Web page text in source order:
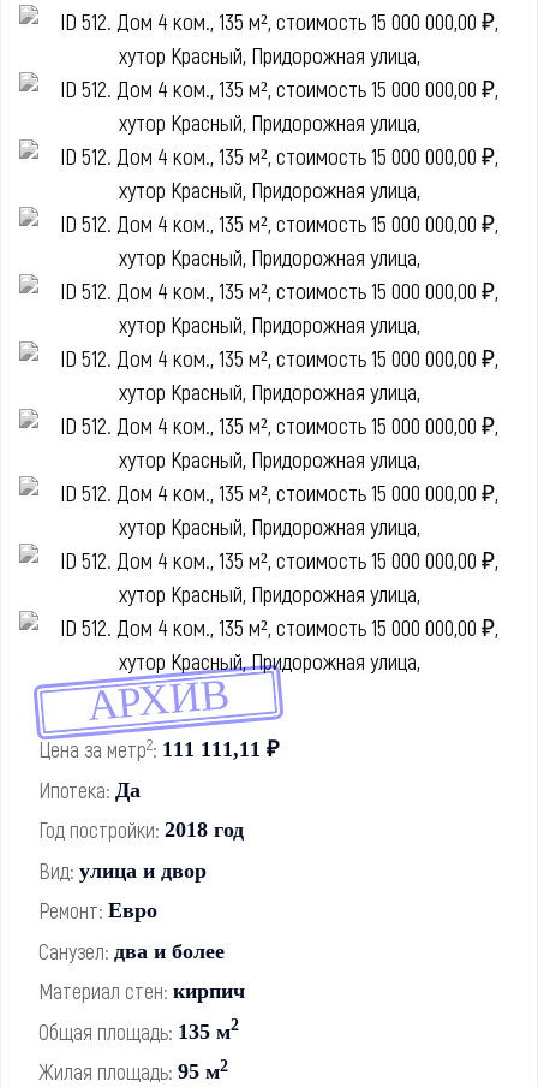
АРХИВ
Цена за метр2: 111 111,11 ₽
Ипотека: Да
Год постройки: 2018 год
Вид: улица и двор
Ремонт: Евро
Санузел: два и более
Материал стен: кирпич
Общая площадь: 135 м2
Жилая площадь: 95 м2